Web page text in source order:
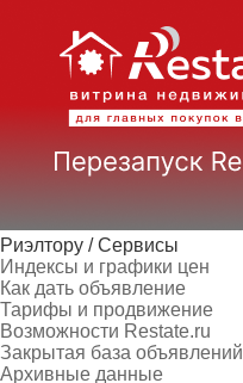
Риэлтору / Сервисы
Индексы и графики цен
Как дать объявление
Тарифы и продвижение
Возможности Restate.ru
Закрытая база объявлений
Архивные данные